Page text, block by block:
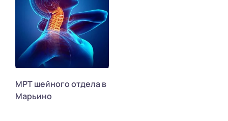
МРТ шейного отдела в
Марьино